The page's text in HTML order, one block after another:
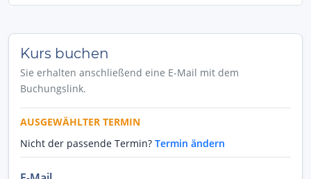
Kurs buchen
Sie erhalten anschließend eine E-Mail mit dem
Buchungslink.
AUSGEWÄHLTER TERMIN
Nicht der passende Termin? Termin ändern